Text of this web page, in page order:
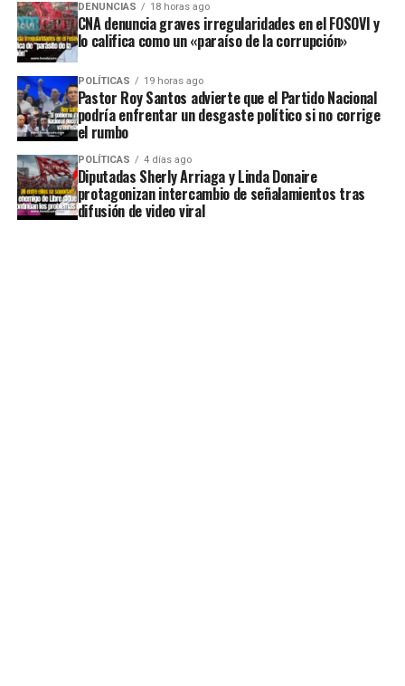
DENUNCIAS 18 horas ago
CNA denuncia graves irregularidades en el FOSOVI y
lo califica como un «paraíso de la corrupción»
POLÍTICAS 19 horas ago
Pastor Roy Santos advierte que el Partido Nacional
podría enfrentar un desgaste político si no corrige
el rumbo
POLÍTICAS 4 días ago
Diputadas Sherly Arriaga y Linda Donaire
protagonizan intercambio de señalamientos tras
difusión de video viral